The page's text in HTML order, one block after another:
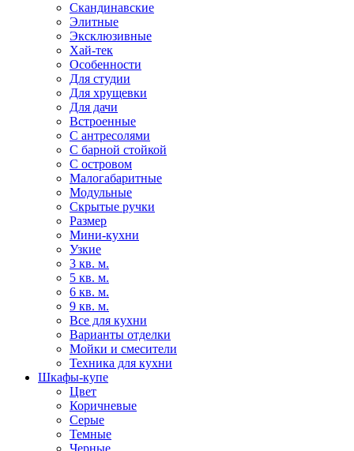
Скандинавские
Элитные
Эксклюзивные
Хай-тек
Особенности
Для студии
Для хрущевки
Для дачи
Встроенные
С антресолями
С барной стойкой
С островом
Малогабаритные
Модульные
Скрытые ручки
Размер
Мини-кухни
Узкие
3 кв. м.
5 кв. м.
6 кв. м.
9 кв. м.
Все для кухни
Варианты отделки
Мойки и смесители
Техника для кухни
Шкафы-купе
Цвет
Коричневые
Серые
Темные
Черные